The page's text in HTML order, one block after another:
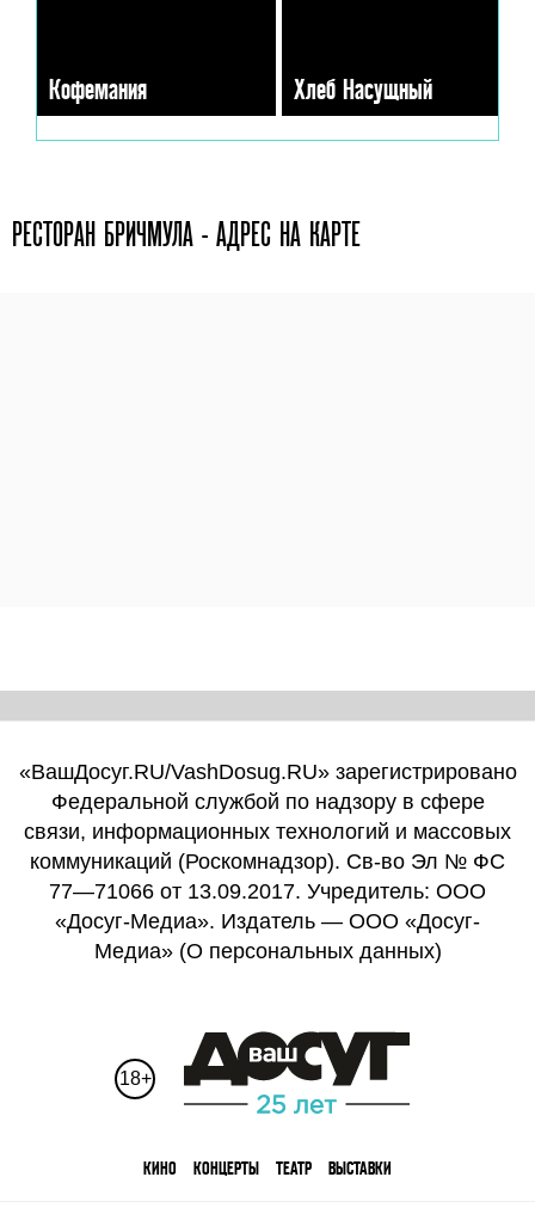
Кофемания Хлеб Насущный
РЕСТОРАН БРИЧМУЛА - АДРЕС НА КАРТЕ
«ВашДосуг.RU/VashDosug.RU» зарегистрировано
Федеральной службой по надзору в сфере
связи, информационных технологий и массовых
коммуникаций (Роскомнадзор). Св-во Эл № ФС
77—71066 от 13.09.2017. Учредитель: ООО
«Досуг-Медиа». Издатель — ООО «Досуг-
Медиа» (О персональных данных)
18+
КИНО КОНЦЕРТЫ ТЕАТР ВЫСТАВКИ